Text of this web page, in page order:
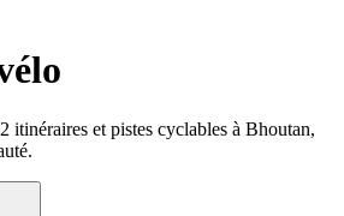
itinéraires et pistes cyclables à Bhoutan,